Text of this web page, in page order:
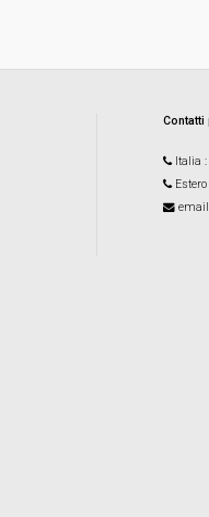
Italia
Estero
email